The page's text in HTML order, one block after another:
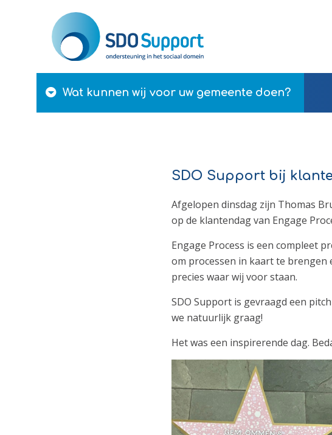
Wat kunnen wij voor uw gemeente doen?
SDO Support bij
Afgelopen dinsdag zijn Thomas
op de klantendag van Engage
Engage Process is een compleet
om processen in kaart te brengen
precies waar wij voor staan.
SDO Support is gevraagd een
we natuurlijk graag!
Het was een inspirerende dag.